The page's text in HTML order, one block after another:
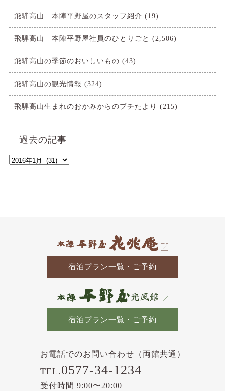
飛騨高山 本陣平野屋のスタッフ紹介 (19)
飛騨高山 本陣平野屋社員のひとりごと (2,506)
飛騨高山の季節のおいしいもの (43)
飛騨高山の観光情報 (324)
飛騨高山生まれのおかみからのプチたより (215)
過去の記事
過
宿泊プラン一覧・ご予約
宿泊プラン一覧・ご予約
お電話でのお問い合わせ（両館共通）
TEL.0577-34-1234
受付時間 9:00〜20:00